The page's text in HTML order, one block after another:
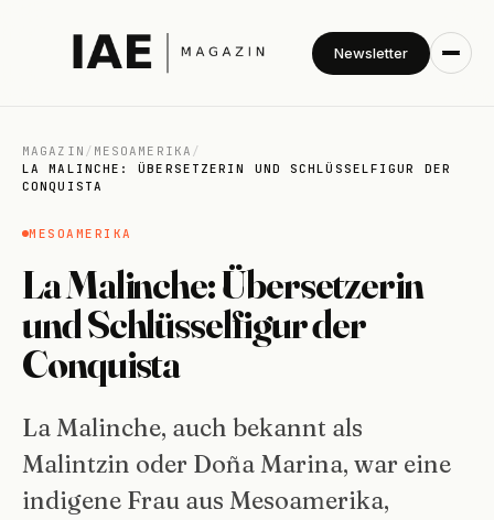
Newsletter
MAGAZIN / MESOAMERIKA /
LA MALINCHE: ÜBERSETZERIN UND SCHLÜSSELFIGUR DER
CONQUISTA
MESOAMERIKA
La Malinche: Übersetzerin
und Schlüsselfigur der
Conquista
La Malinche, auch bekannt als
Malintzin oder Doña Marina, war eine
indigene Frau aus Mesoamerika,